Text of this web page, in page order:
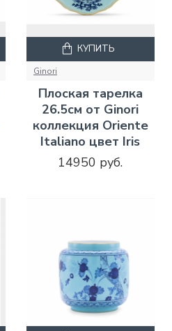
Ginori
Плоская тарелка
26.5см от Ginori
коллекция Oriente
Italiano цвет Iris
14950 руб.
КУПИТЬ